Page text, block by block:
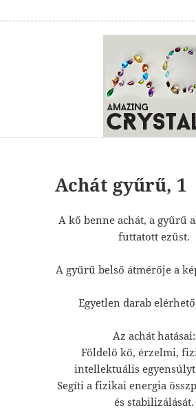
ÍRÁSOK
ÁSVÁNYOK
ELÉRHETŐSÉG
FREE
VÁSÁRLÁS /
Achát gyűrű, 1
A kő benne achát, a gyűrű
futtatott ezüst.
A gyűrű belső átmérője a
Egyetlen darab
Az achát hatásai:
Földelő kő, érzelmi,
intellektuális
Segíti a fizikai energia
és stabilizálását.